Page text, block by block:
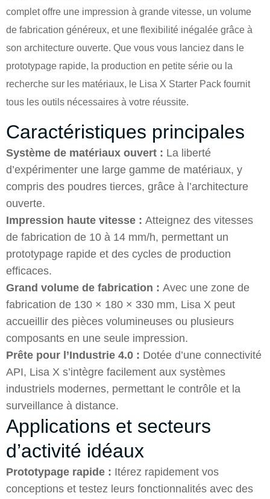
complet offre une impression à grande vitesse, un volume
de fabrication généreux, et une flexibilité inégalée grâce à
son architecture ouverte. Que vous vous lanciez dans le
prototypage rapide, la production en petite série ou la
recherche sur les matériaux, le Lisa X Starter Pack fournit
tous les outils nécessaires à votre réussite.
Caractéristiques principales
Système de matériaux ouvert : La liberté
d’expérimenter une large gamme de matériaux, y
compris des poudres tierces, grâce à l’architecture
ouverte.
Impression haute vitesse : Atteignez des vitesses
de fabrication de 10 à 14 mm/h, permettant un
prototypage rapide et des cycles de production
efficaces.
Grand volume de fabrication : Avec une zone de
fabrication de 130 × 180 × 330 mm, Lisa X peut
accueillir des pièces volumineuses ou plusieurs
composants en une seule impression.
Prête pour l’Industrie 4.0 : Dotée d’une connectivité
API, Lisa X s’intègre facilement aux systèmes
industriels modernes, permettant le contrôle et la
surveillance à distance.
Applications et secteurs
d’activité idéaux
Prototypage rapide : Itérez rapidement vos
conceptions et testez leurs fonctionnalités avec des